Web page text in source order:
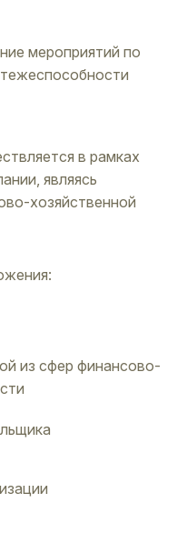
мероприятий по
в рамках
являясь
хозяйственной
из сфер финансово-